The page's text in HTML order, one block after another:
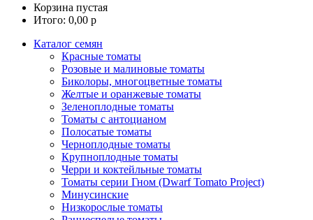
Корзина пустая
Итого: 0,00 р
Каталог семян
Красные томаты
Розовые и малиновые томаты
Биколоры, многоцветные томаты
Желтые и оранжевые томаты
Зеленоплодные томаты
Томаты с антоцианом
Полосатые томаты
Черноплодные томаты
Крупноплодные томаты
Черри и коктейльные томаты
Томаты серии Гном (Dwarf Tomato Project)
Минусинские
Низкорослые томаты